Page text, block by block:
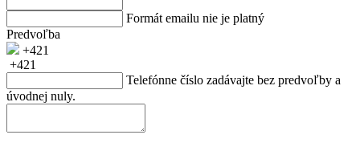
Formát emailu nie je platný
Predvoľba
+421
+421
Telefónne číslo zadávajte bez predvoľby a
úvodnej nuly.